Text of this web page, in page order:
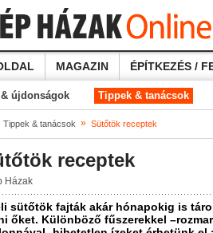
MAGAZIN ÉPÍTKEZÉS /
& újdonságok Tippek & tanácsok
Tippek & tanácsok » Sütőtök receptek
receptek
Házak
sütőtök fajták akár hónapokig is
őket. Különböző fűszerekkel